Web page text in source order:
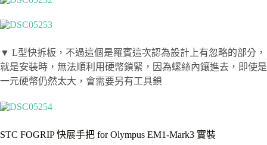
▼ L型快拆板，不過這個是羅賓這次認為設計上有忽略的部分，
就是安裝時，無法順利用硬幣鎖緊，因為螺絲內鑲進去，即使是
一元硬幣仍然太大，會需要另有工具鎖
STC FOGRIP 快展手把 for Olympus EM1-Mark3 實裝